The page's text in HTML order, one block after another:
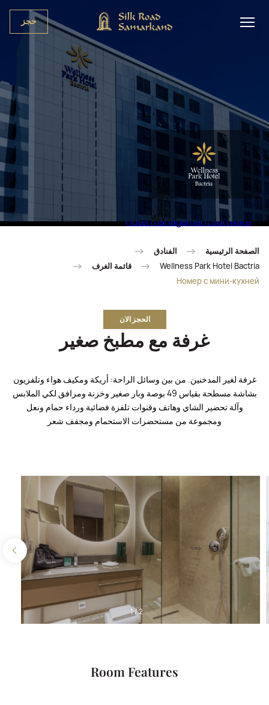
حجز
Hotel management software
الصفحة الرئيسية
الفنادق
Wellness Park Hotel Bactria
قائمة الغرف
Номер с мини-кухней
الحجز الان
غرفة مع مطبخ صغير
غرفة لغير المدخنين. من بين وسائل الراحة: أريكة ومكيف هواء وتلفزيون
بشاشة مسطحة بقياس 49 بوصة وبار صغير وخزنة ومرافق لكي الملابس
وآلة تحضير الشاي وهاتف وقنوات تلفزة فضائية ورداء حمام ونعل
ومجموعة من مستحضرات الاستحمام ومجفف شعر
1/2
Room Features